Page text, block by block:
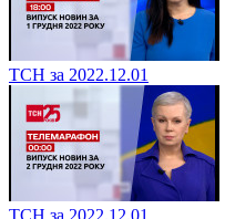
ТСН за 2022.12.01
ТСН за 2022.12.01